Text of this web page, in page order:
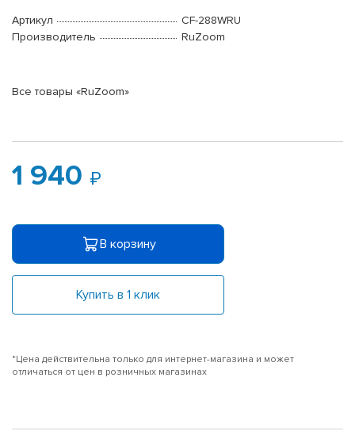
Артикул
CF-288WRU
Производитель
RuZoom
Все товары «RuZoom»
1 940
В корзину
Купить в 1 клик
*Цена действительна только для интернет-магазина и может
отличаться от цен в розничных магазинах